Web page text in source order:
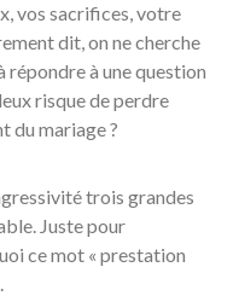
vos sacrifices, votre
dit, on ne cherche
répondre à une question
risque de perdre
du mariage ?
trois grandes
Juste pour
ce mot « prestation